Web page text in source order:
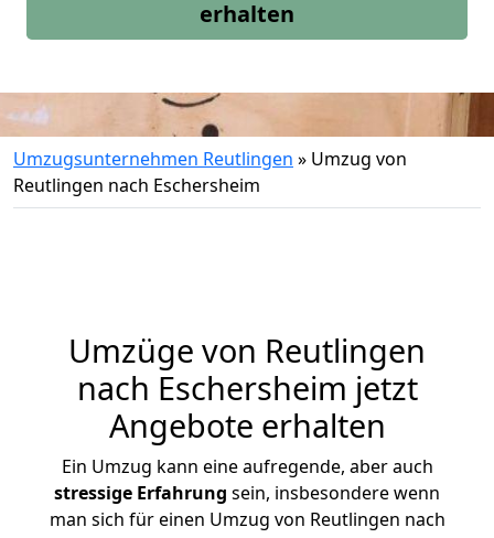
erhalten
Umzugsunternehmen Reutlingen » Umzug von
Reutlingen nach Eschersheim
Umzüge von Reutlingen
nach Eschersheim jetzt
Angebote erhalten
Ein Umzug kann eine aufregende, aber auch
stressige Erfahrung sein, insbesondere wenn
man sich für einen Umzug von Reutlingen nach